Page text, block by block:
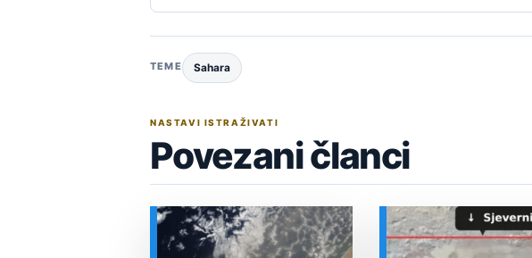
TEME Sahara
NASTAVI ISTRAŽIVATI
Povezani članci